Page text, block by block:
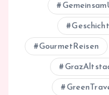
GourmetReisen